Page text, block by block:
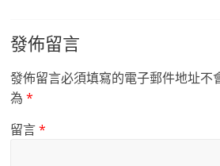
發佈留言
發佈留言必須填寫的電子郵件地址不
為*
留言*